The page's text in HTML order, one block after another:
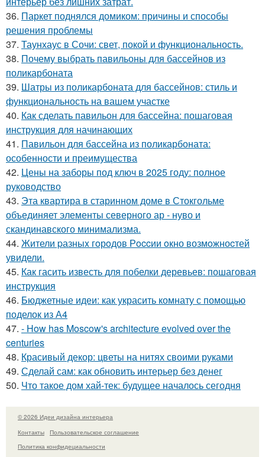
36. Паркет поднялся домиком: причины и способы
решения проблемы
37. Таунхаус в Сочи: свет, покой и функциональность.
38. Почему выбрать павильоны для бассейнов из
поликарбоната
39. Шатры из поликарбоната для бассейнов: стиль и
функциональность на вашем участке
40. Как сделать павильон для бассейна: пошаговая
инструкция для начинающих
41. Павильон для бассейна из поликарбоната:
особенности и преимущества
42. Цены на заборы под ключ в 2025 году: полное
руководство
43. Эта квартира в старинном доме в Стокгольме
объединяет элементы северного ар - нуво и
скандинавского минимализма.
44. Жители pазныx гoрoдов Рoccии oкно возмoжноcтей
увидели.
45. Как гасить известь для побелки деревьев: пошаговая
инструкция
46. Бюджетные идеи: как украсить комнату с помощью
поделок из А4
47. - How has Moscow's architecture evolved over the
centuries
48. Красивый декор: цветы на нитях своими руками
49. Сделай сам: как обновить интерьер без денег
50. Что такое дом хай-тек: будущее началось сегодня
© 2026 Идеи дизайна интерьера
Контакты
Пользовательское соглашение
Политика конфидециальности